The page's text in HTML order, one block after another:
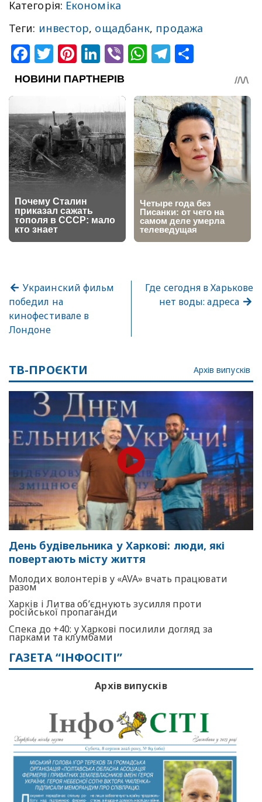
Категорія: Економіка
Теги: инвестор, ощадбанк, продажа
Facebook
Twitter
Pinterest
LinkedIn
ViberWhatsApp
Telegram
Украинский фильм
победил на
кинофестивале в
Лондоне
Где сегодня в Харькове
нет воды: адреса
ТВ-ПРОЄКТИ Архів випусків
День будівельника у Харкові: люди, які
повертають місту життя
Молодих волонтерів у «AVA» вчать працювати
разом
Харків і Литва об’єднують зусилля проти
російської пропаганди
Спека до +40: у Харкові посилили догляд за
парками та клумбами
ГАЗЕТА “ІНФОСІТІ”
Архів випусків